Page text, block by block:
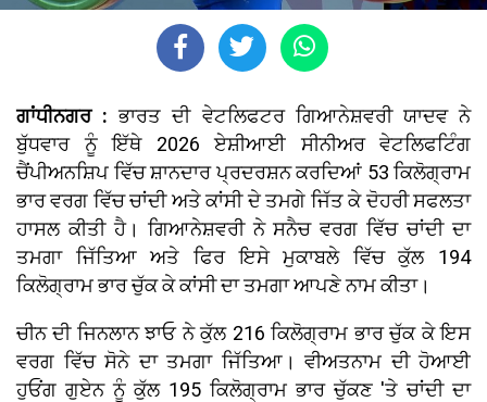
ਗਾਂਧੀਨਗਰ :ਭਾਰਤ ਦੀ ਵੇਟਲਿਫਟਰ ਗਿਆਨੇਸ਼ਵਰੀ ਯਾਦਵ ਨੇ
ਬੁੱਧਵਾਰ ਨੂੰ ਇੱਥੇ 2026 ਏਸ਼ੀਆਈ ਸੀਨੀਅਰ ਵੇਟਲਿਫਟਿੰਗ
ਚੈਂਪੀਅਨਸ਼ਿਪ ਵਿੱਚ ਸ਼ਾਨਦਾਰ ਪ੍ਰਦਰਸ਼ਨ ਕਰਦਿਆਂ 53 ਕਿਲੋਗ੍ਰਾਮ
ਭਾਰ ਵਰਗ ਵਿੱਚ ਚਾਂਦੀ ਅਤੇ ਕਾਂਸੀ ਦੇ ਤਮਗੇ ਜਿੱਤ ਕੇ ਦੋਹਰੀ ਸਫਲਤਾ
ਹਾਸਲ ਕੀਤੀ ਹੈ। ਗਿਆਨੇਸ਼ਵਰੀ ਨੇ ਸਨੈਚ ਵਰਗ ਵਿੱਚ ਚਾਂਦੀ ਦਾ
ਤਮਗਾ ਜਿੱਤਿਆ ਅਤੇ ਫਿਰ ਇਸੇ ਮੁਕਾਬਲੇ ਵਿੱਚ ਕੁੱਲ 194
ਕਿਲੋਗ੍ਰਾਮ ਭਾਰ ਚੁੱਕ ਕੇ ਕਾਂਸੀ ਦਾ ਤਮਗਾ ਆਪਣੇ ਨਾਮ ਕੀਤਾ।
ਚੀਨ ਦੀ ਜਿਨਲਾਨ ਝਾਓ ਨੇ ਕੁੱਲ 216 ਕਿਲੋਗ੍ਰਾਮ ਭਾਰ ਚੁੱਕ ਕੇ ਇਸ
ਵਰਗ ਵਿੱਚ ਸੋਨੇ ਦਾ ਤਮਗਾ ਜਿੱਤਿਆ। ਵੀਅਤਨਾਮ ਦੀ ਹੋਆਈ
ਹੁਓਂਗ ਗੁਏਨ ਨੂੰ ਕੁੱਲ 195 ਕਿਲੋਗ੍ਰਾਮ ਭਾਰ ਚੁੱਕਣ 'ਤੇ ਚਾਂਦੀ ਦਾ